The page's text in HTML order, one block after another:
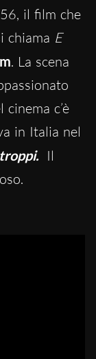
6, il film che
chiama E
. La scena
c’è
in Italia nel
Il